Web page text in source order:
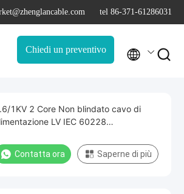
tel 86-371-61286031
Chiedi un preventivo  
1KV 2 Core Non blindato cavo di
LV IEC 60228
Contatta ora Saperne di più